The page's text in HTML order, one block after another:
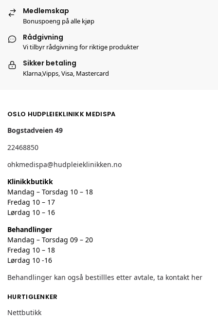
Medlemskap
Bonuspoeng på alle kjøp
Rådgivning
Vi tilbyr rådgivning for riktige produkter
Sikker betaling
Klarna,Vipps, Visa, Mastercard
OSLO HUDPLEIEKLINIKK MEDISPA
Bogstadveien 49
22468850
ohkmedispa@hudpleieklinikken.no
Klinikkbutikk
Mandag – Torsdag 10 – 18
Fredag 10 – 17
Lørdag 10 – 16
Behandlinger
Mandag – Torsdag 09 – 20
Fredag 10 – 18
Lørdag 10 -16
Behandlinger kan også bestillles etter avtale, ta kontakt her
HURTIGLENKER
Nettbutikk